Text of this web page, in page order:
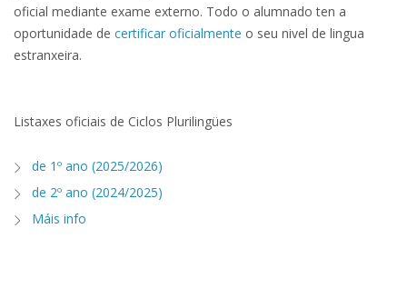
oficial mediante exame externo. Todo o alumnado ten a
oportunidade de certificar oficialmente o seu nivel de lingua
estranxeira.
Listaxes oficiais de Ciclos Plurilingües
de 1º ano (2025/2026)
de 2º ano (2024/2025)
Máis info